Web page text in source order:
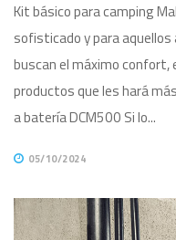
Kit básico para camping
sofisticado y para
buscan el máximo confort,
productos que les hará
a batería DCM500 Si lo...
05/10/2024